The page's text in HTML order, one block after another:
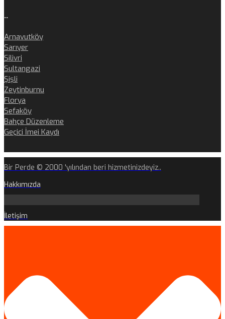
..
Arnavutköy
Sarıyer
Silivri
Sultangazi
Şişli
Zeytinburnu
Florya
Sefaköy
Bahçe Düzenleme
Geçici İmei Kaydı
Bir Perde © 2000 'yılından beri hizmetinizdeyiz..
Hakkımızda
İletişim